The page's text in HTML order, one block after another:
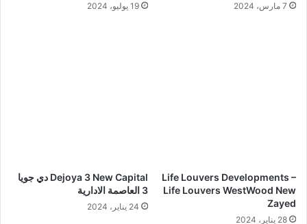
7 مارس، 2024 19 يوليو، 2024
Life Louvers Developments –
Life Louvers WestWood New
Zayed
28 يناير، 2024
Dejoya 3 New Capital دي جويا
3 العاصمة الادارية
24 يناير، 2024